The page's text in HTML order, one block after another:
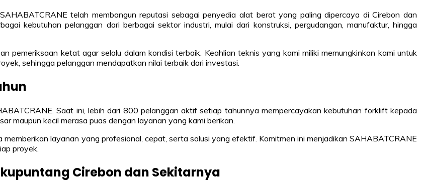
telah membangun reputasi sebagai penyedia alat berat yang paling dipercaya di Cirebon dan
kebutuhan pelanggan dari berbagai sektor industri, mulai dari konstruksi, pergudangan, manufaktur, hingga
ketat agar selalu dalam kondisi terbaik. Keahlian teknis yang kami miliki memungkinkan kami untuk
sehingga pelanggan mendapatkan nilai terbaik dari investasi.
Saat ini, lebih dari 800 pelanggan aktif setiap tahunnya mempercayakan kebutuhan forklift kepada
maupun kecil merasa puas dengan layanan yang kami berikan.
memberikan layanan yang profesional, cepat, serta solusi yang efektif. Komitmen ini menjadikan SAHABATCRANE
proyek.
Cirebon dan Sekitarnya